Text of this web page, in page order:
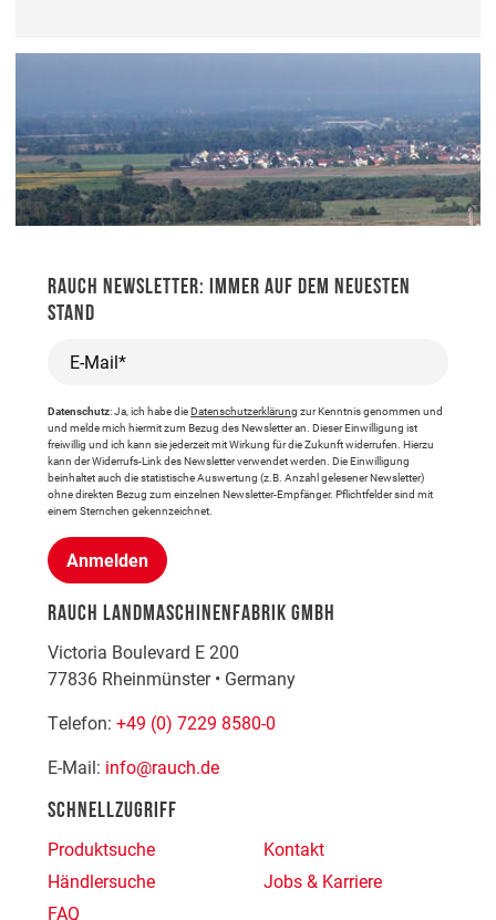
RAUCH NEWSLETTER: IMMER AUF DEM NEUESTEN
STAND
E-Mail*
Datenschutz: Ja, ich habe dieDatenschutzerklärung zur Kenntnis genommen und
und melde mich hiermit zum Bezug des Newsletter an. Dieser Einwilligung ist
freiwillig und ich kann sie jederzeit mit Wirkung für die Zukunft widerrufen. Hierzu
kann der Widerrufs-Link des Newsletter verwendet werden. Die Einwilligung
beinhaltet auch die statistische Auswertung (z.B. Anzahl gelesener Newsletter)
ohne direkten Bezug zum einzelnen Newsletter-Empfänger. Pflichtfelder sind mit
einem Sternchen gekennzeichnet.
Anmelden
RAUCH LANDMASCHINENFABRIK GMBH
Victoria Boulevard E 200
77836 Rheinmünster• Germany
Telefon:+49 (0) 7229 8580-0
E-Mail: info@rauch.de
SCHNELLZUGRIFF
Produktsuche
Händlersuche
FAQ
Kontakt
Jobs & Karriere